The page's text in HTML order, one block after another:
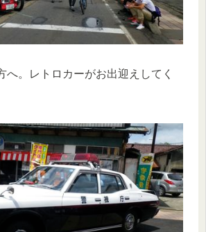
へ。レトロカーがお出迎えしてく